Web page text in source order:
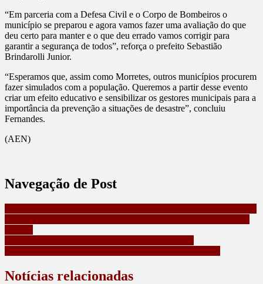
“Em parceria com a Defesa Civil e o Corpo de Bombeiros o
município se preparou e agora vamos fazer uma avaliação do que
deu certo para manter e o que deu errado vamos corrigir para
garantir a segurança de todos”, reforça o prefeito Sebastião
Brindarolli Junior.
“Esperamos que, assim como Morretes, outros municípios procurem
fazer simulados com a população. Queremos a partir desse evento
criar um efeito educativo e sensibilizar os gestores municipais para a
importância da prevenção a situações de desastre”, concluiu
Fernandes.
(AEN)
Navegação de Post
Notícias relacionadas